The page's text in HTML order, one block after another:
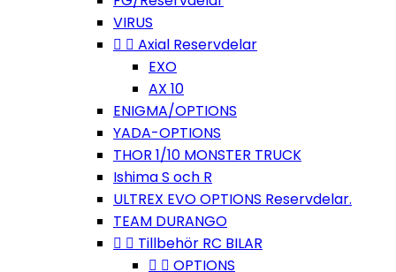
VIRUS
  Axial Reservdelar
EXO
AX 10
ENIGMA/OPTIONS
YADA-OPTIONS
THOR 1/10 MONSTER TRUCK
Ishima S och R
ULTREX EVO OPTIONS Reservdelar.
TEAM DURANGO
  Tillbehör RC BILAR
  OPTIONS